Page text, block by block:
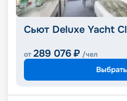
Сьют Deluxe Yacht
от 289 076 ₽ /чел
Выбрать